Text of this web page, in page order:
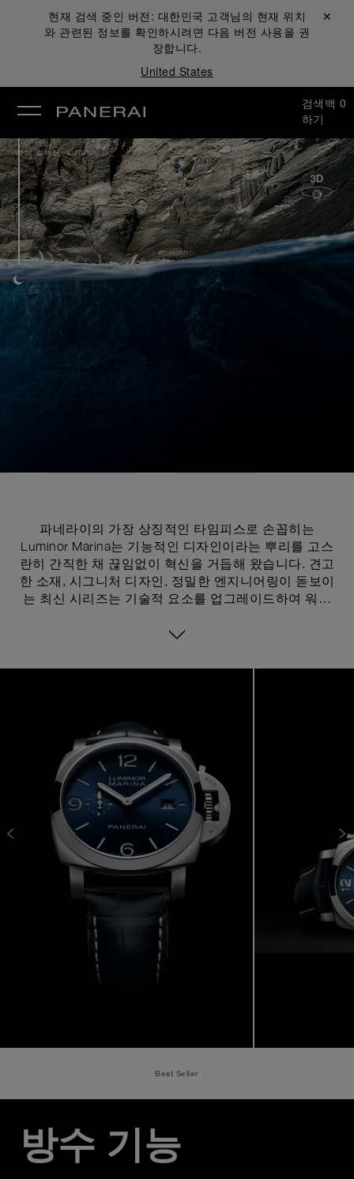
현재 검색 중인 버전: 대한민국 고객님의 현재 위치
와 관련된 정보를 확인하시려면 다음 버전 사용을 권
장합니다.
United States
닫기 ✕
검색
하기
백 0
시계 컬렉션 /Luminor
파네라이의 가장 상징적인 타임피스로 손꼽히는
Luminor Marina는 기능적인 디자인이라는 뿌리를 고스
란히 간직한 채 끊임없이 혁신을 거듭해 왔습니다. 견고
한 소재, 시그니처 디자인, 정밀한 엔지니어링이 돋보이
는 최신 시리즈는 기술적 요소를 업그레이드하여 워치
한 아이덴티티를 이루는 핵심은 바로 충격, 오작동, 파
능을 제공하여 과거 1955년에 특허를 획득한 크라운 보
목적을 수행합니다. 1960년대에 접어들어 레퍼런스
6152/1이 등장하면서 이러한 특징들은 Luminor 특유의
개성을 정의하게 되었고, 보호 장치, 샌드위치 다이얼,
향상된 발광 기능은 차별화된 매력을 더해주었습니다.
이는 수십 년이 지난 지금도 성능 중심의 디자인을 추구
하는 파네라이의 확고한 철학을 상징하며, 툴 워치를 제
작하는 워치메이킹 부문의 기준점과도 같은 입지를 다
시금 공고히 합니다.
Image
Best Seller
방수 기능